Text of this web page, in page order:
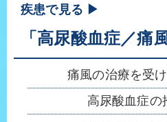
疾患で見る ▶
「高尿酸血症／痛風
痛風の治療を受
高尿酸血症の